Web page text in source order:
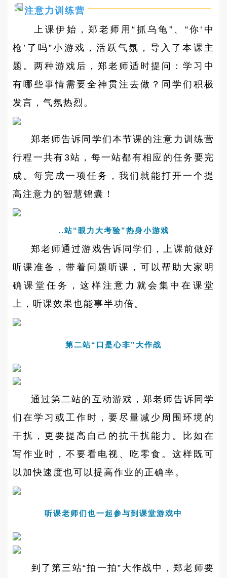
注意力训练营
上课伊始，郑老师用“抓乌龟”、“你‘中
枪’了吗”小游戏，活跃气氛，导入了本课主
题。两种游戏后，郑老师适时提问：学习中
有哪些事情需要全神贯注去做？同学们积极
发言，气氛热烈。
郑老师告诉同学们本节课的注意力训练营
行程一共有3站，每一站都有相应的任务要完
成。每完成一项任务，我们就能打开一个提
高注意力的智慧锦囊！
..站“眼力大考验”热身小游戏
郑老师通过游戏告诉同学们，上课前做好
听课准备，带着问题听课，可以帮助大家明
确课堂任务，这样注意力就会集中在课堂
上，听课效果也能事半功倍。
第二站“口是心非”大作战
通过第二站的互动游戏，郑老师告诉同学
们在学习或工作时，要尽量减少周围环境的
干扰，更要提高自己的抗干扰能力。比如在
写作业时，不要看电视、吃零食。这样既可
以加快速度也可以提高作业的正确率。
听课老师们也一起参与到课堂游戏中
到了第三站“拍一拍”大作战中，郑老师要